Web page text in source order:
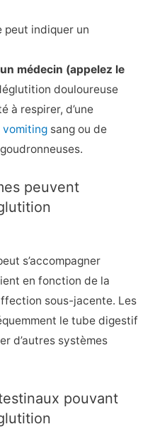
peut indiquer un
médecin (appelez le
douloureuse
à respirer, d’une
vomitingsang ou de
peuvent
s’accompagner
en fonction de la
sous-jacente. Les
le tube digestif
d’autres systèmes
pouvant